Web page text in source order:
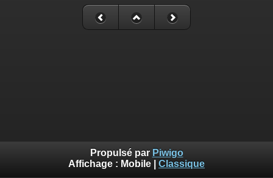
Propulsé par Piwigo
Affichage : Mobile Classique